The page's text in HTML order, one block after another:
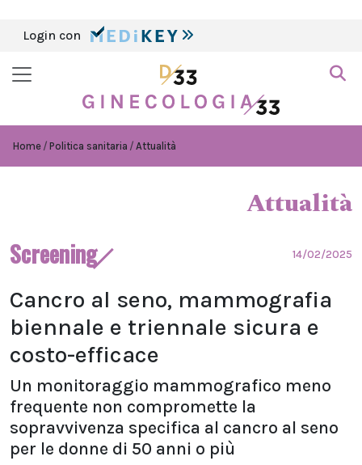
Login con
Home Politica sanitaria Attualità
Attualità
Screening 14/02/2025
Cancro al seno, mammografia
biennale e triennale sicura e
costo-efficace
Un monitoraggio mammografico meno
frequente non compromette la
sopravvivenza specifica al cancro al seno
per le donne di 50 anni o più